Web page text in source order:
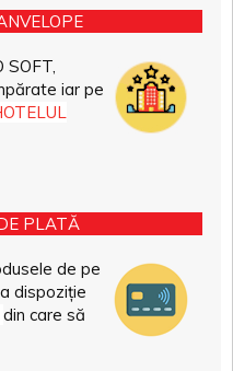
SOFT,
iar pe
PLATĂ
de pe
dispoziție
din care să